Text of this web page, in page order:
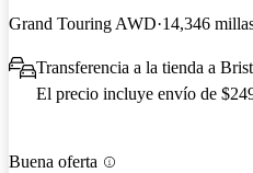
Grand Touring AWD 14,346
Transferencia a la tienda a
El precio incluye envío de
Buena oferta